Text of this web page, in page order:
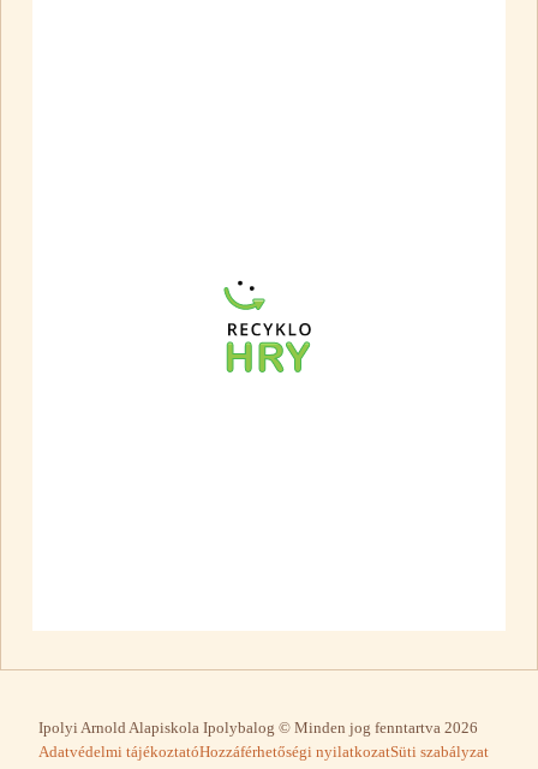
Ipolyi Arnold Alapiskola Ipolybalog © Minden jog fenntartva 2026
Adatvédelmi tájékoztatóHozzáférhetőségi nyilatkozatSüti szabályzat